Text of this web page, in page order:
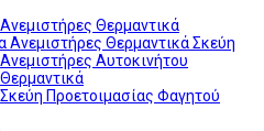
Ανεμιστήρες Θερμαντικά
Ανεμιστήρες Θερμαντικά Σκεύη
Ανεμιστήρες Αυτοκινήτου
Θερμαντικά
Σκεύη Προετοιμασίας Φαγητού